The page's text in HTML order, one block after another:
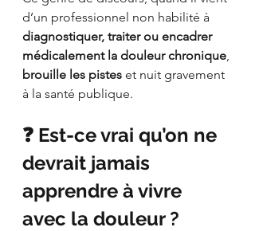
d’un professionnel non habilité à
diagnostiquer, traiter ou encadrer
médicalement la douleur chronique
brouille les pistes et nuit gravement
à la santé publique.
❓ Est-ce vrai qu’on ne
devrait jamais
apprendre à vivre
avec la douleur ?